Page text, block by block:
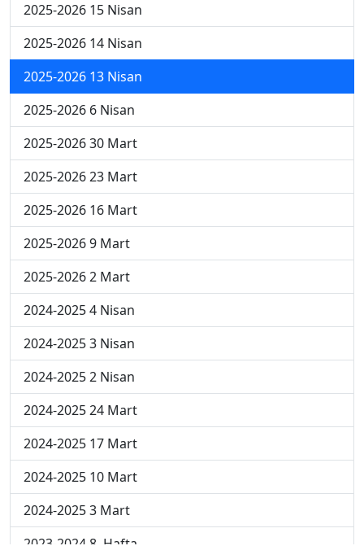
2025-2026 15 Nisan
2025-2026 14 Nisan
2025-2026 13 Nisan
2025-2026 6 Nisan
2025-2026 30 Mart
2025-2026 23 Mart
2025-2026 16 Mart
2025-2026 9 Mart
2025-2026 2 Mart
2024-2025 4 Nisan
2024-2025 3 Nisan
2024-2025 2 Nisan
2024-2025 24 Mart
2024-2025 17 Mart
2024-2025 10 Mart
2024-2025 3 Mart
2023-2024 8. Hafta